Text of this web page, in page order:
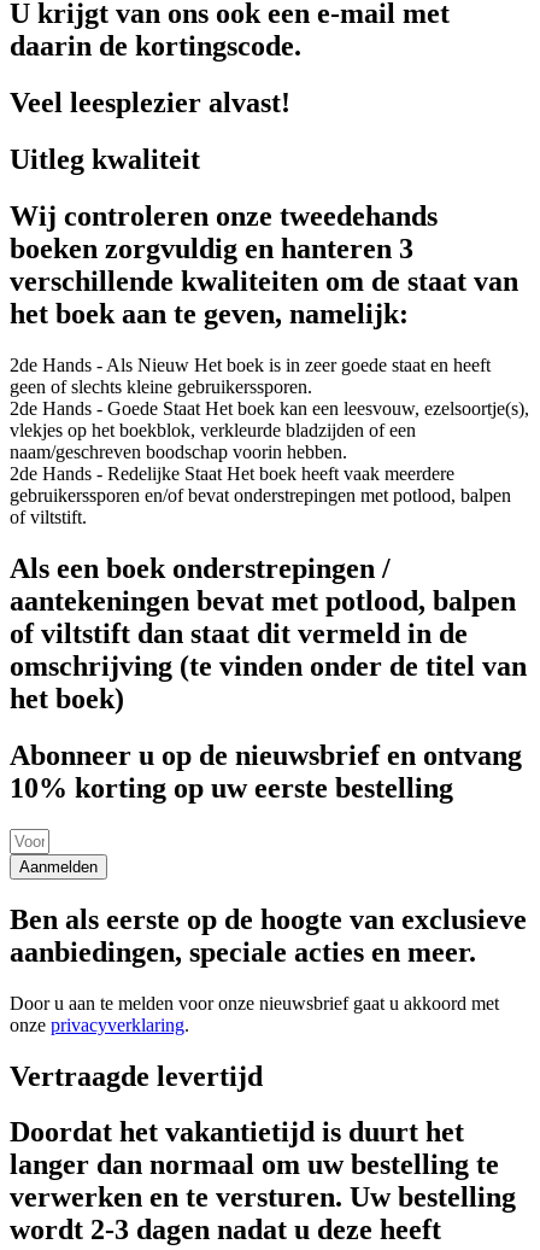
U krijgt van ons ook een e-mail met
daarin de kortingscode.
Veel leesplezier alvast!
Uitleg kwaliteit
Wij controleren onze tweedehands
boeken zorgvuldig en hanteren 3
verschillende kwaliteiten om de staat van
het boek aan te geven, namelijk:
2de Hands - Als Nieuw Het boek is in zeer goede staat en heeft
geen of slechts kleine gebruikerssporen.
2de Hands - Goede Staat Het boek kan een leesvouw, ezelsoortje(s),
vlekjes op het boekblok, verkleurde bladzijden of een
naam/geschreven boodschap voorin hebben.
2de Hands - Redelijke Staat Het boek heeft vaak meerdere
gebruikerssporen en/of bevat onderstrepingen met potlood, balpen
of viltstift.
Als een boek onderstrepingen /
aantekeningen bevat met potlood, balpen
of viltstift dan staat dit vermeld in de
omschrijving (te vinden onder de titel van
het boek)
Abonneer u op de nieuwsbrief en ontvang
10% korting op uw eerste bestelling
Aanmelden
Ben als eerste op de hoogte van exclusieve
aanbiedingen, speciale acties en meer.
Door u aan te melden voor onze nieuwsbrief gaat u akkoord met
onze privacyverklaring.
Vertraagde levertijd
Doordat het vakantietijd is duurt het
langer dan normaal om uw bestelling te
verwerken en te versturen. Uw bestelling
wordt 2-3 dagen nadat u deze heeft